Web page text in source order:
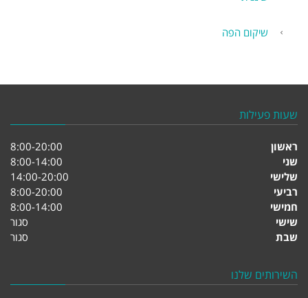
שיקום הפה
שעות פעילות
ראשון
8:00-20:00
שני
8:00-14:00
שלישי
14:00-20:00
רביעי
8:00-20:00
חמישי
8:00-14:00
שישי
סגור
שבת
סגור
השירותים שלנו